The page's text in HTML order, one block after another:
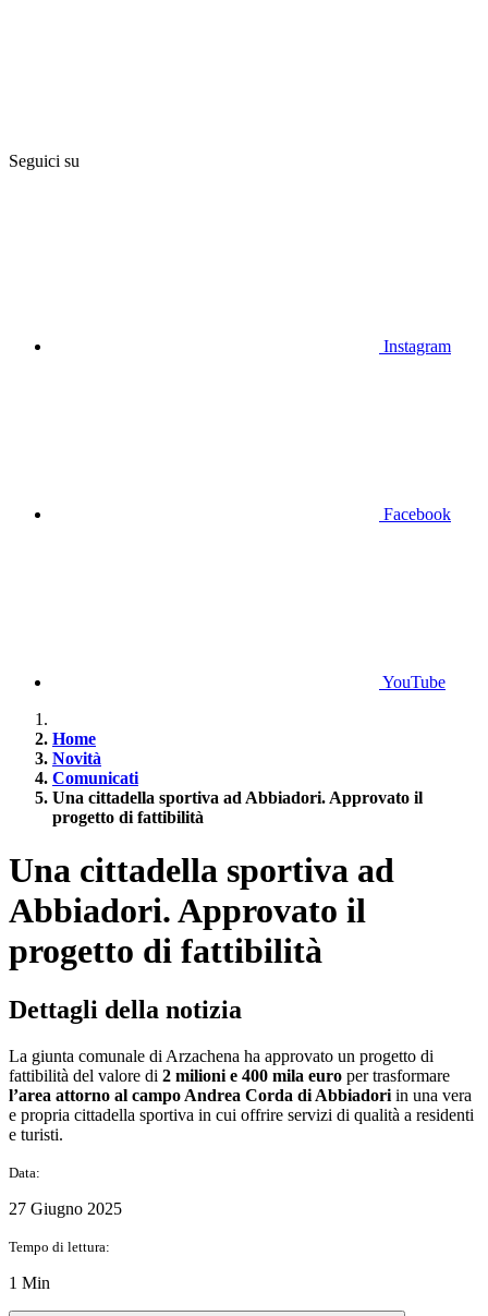
Seguici su
Instagram
Facebook
YouTube
Home
Novità
Comunicati
Una cittadella sportiva ad Abbiadori. Approvato il
progetto di fattibilità
Una cittadella sportiva ad
Abbiadori. Approvato il
progetto di fattibilità
Dettagli della notizia
La giunta comunale di Arzachena ha approvato un progetto di
fattibilità del valore di 2 milioni e 400 mila euro per trasformare
l’area attorno al campo Andrea Corda di Abbiadori in una vera
e propria cittadella sportiva in cui offrire servizi di qualità a residenti
e turisti.
Data:
27 Giugno 2025
Tempo di lettura:
1 Min